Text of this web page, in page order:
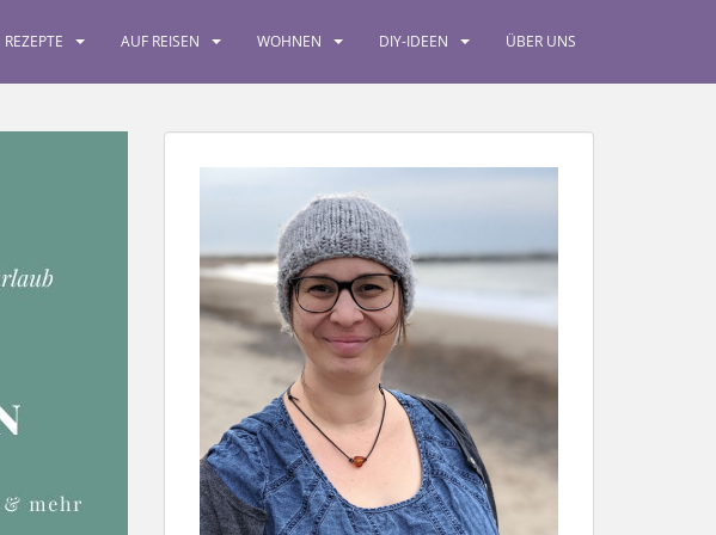
REZEPTE AUF REISEN WOHNEN DIY-IDEEN ÜBER UNS